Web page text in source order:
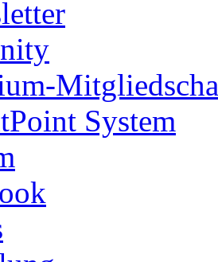
System